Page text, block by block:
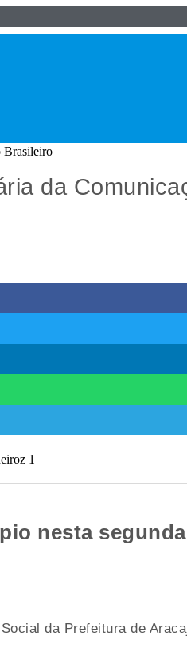
da
nesta
da Prefeitura de